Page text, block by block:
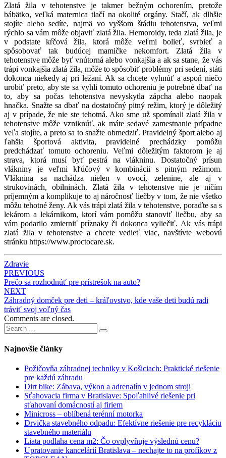
Zlatá žila v tehotenstve je takmer bežným ochorením, pretože
bábätko, veľká maternica tlačí na okolité orgány. Stačí, ak dlhšie
stojíte alebo sedíte, najmä vo vyššom štádiu tehotenstva, veľmi
rýchlo sa vám môže objaviť zlatá žila. Hemoroidy, teda zlatá žila, je
v podstate kŕčová žila, ktorá môže veľmi bolieť, svrbieť a
spôsobovať tak budúcej mamičke nekomfort. Zlatá žila v
tehotenstve môže byť vnútorná alebo vonkajšia a ak sa stane, že vás
trápi vonkajšia zlatá žila, môže to spôsobiť problémy pri sedení, státi
dokonca niekedy aj pri ležaní. Ak sa chcete vyhnúť a aspoň niečo
urobiť preto, aby ste sa vyhli tomuto ochoreniu je potrebné dbať na
to, aby sa počas tehotenstva nevyskytla zápcha alebo naopak
hnačka. Snažte sa dbať na dostatočný pitný režim, ktorý je dôležitý
aj v prípade, že nie ste tehotná. Ako sme už spomínali zlatá žila v
tehotenstve môže vzniknúť, ak máte sedavé zamestnanie prípadne
veľa stojíte, a preto sa to snažte obmedziť. Pravidelný šport alebo aj
ľahšia športová aktivita, pravidelné prechádzky pomôžu
predchádzať tomuto ochoreniu. Veľmi dôležitým faktorom je aj
strava, ktorá musí byť pestrá na vlákninu. Dostatočný prísun
vlákniny je veľmi kľúčový v kombinácii s pitným režimom.
Vláknina sa nachádza nielen v ovocí, zelenine, ale aj v
strukovinách, obilninách. Zlatá žila v tehotenstve nie je ničím
príjemným a komplikuje to aj náročnosť liečby v tom, že nie všetko
môžu tehotné ženy. Ak vás trápi zlatá žila v tehotenstve, poraďte sa s
lekárom a lekárnikom, ktorí vám pomôžu stanoviť liečbu, aby sa
vám podarilo zmierniť príznaky či dokonca vyliečiť. Ak vás trápi
zlatá žila v tehotenstve a chcete vedieť viac, navštívte webovú
stránku https://www.proctocare.sk.
Zdravie
Post
navigation
PREVIOUS
Prečo sa rozhodnúť pre prístrešok na auto?
NEXT
Záhradný domček pre deti – kráľovstvo, kde vaše deti budú radi
tráviť svoj voľný čas
Comments are closed.
Search
for:
Search
Najnovšie články
Požičovňa záhradnej techniky v Košiciach: Praktické riešenie
pre každú záhradu
Dirt bike: Zábava, výkon a adrenalín v jednom stroji
Sťahovacia firma v Bratislave: Spoľahlivé riešenie pri
sťahovaní domácností aj firiem
Minicross – oblíbená terénní motorka
Drvička stavebného odpadu: Efektívne riešenie pre recykláciu
stavebného materiálu
Liata podlaha cena m2: Čo ovplyvňuje výslednú cenu?
Upratovanie kancelárií Bratislava – nechajte to na profíkov z